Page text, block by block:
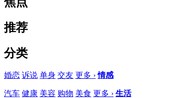
推荐
分类
婚恋 诉说 单身 交友 更多 › 情感
汽车 健康 美容 购物 美食 更多 › 生活